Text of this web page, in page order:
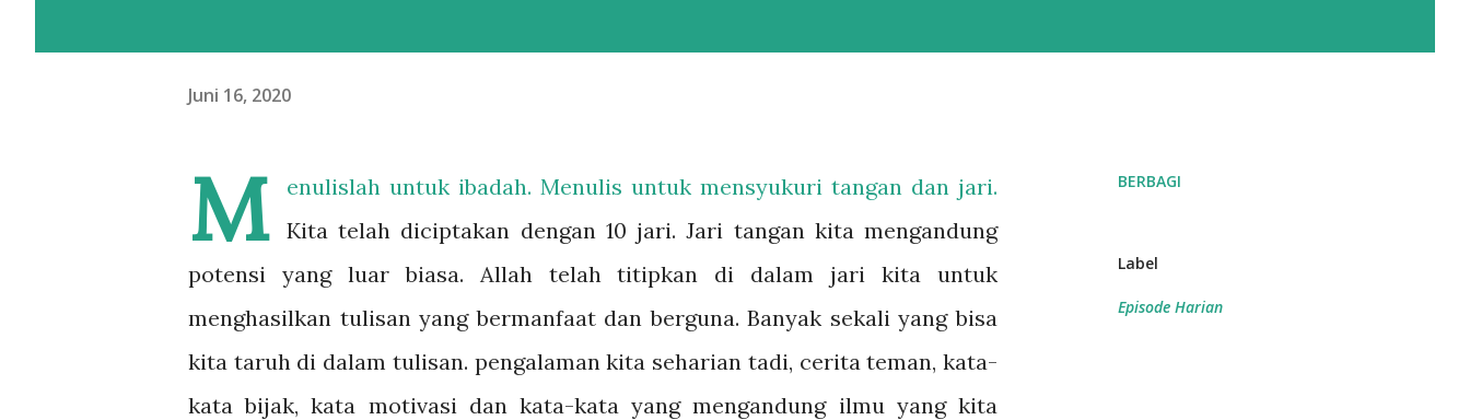
Juni 16, 2020
M
enulislah untuk ibadah. Menulis untuk mensyukuri tangan dan jari.
Kita telah diciptakan dengan 10 jari. Jari tangan kita mengandung
potensi yang luar biasa. Allah telah titipkan di dalam jari kita untuk
menghasilkan tulisan yang bermanfaat dan berguna. Banyak sekali yang bisa
kita taruh di dalam tulisan. pengalaman kita seharian tadi, cerita teman, kata-
kata bijak, kata motivasi dan kata-kata yang mengandung ilmu yang kita
BERBAGI
Label
Episode Harian